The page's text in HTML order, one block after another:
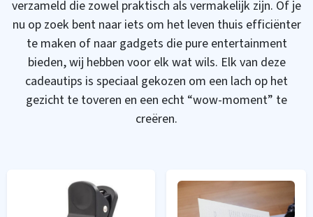
verzameld die zowel praktisch als vermakelijk zijn. Of je
nu op zoek bent naar iets om het leven thuis efficiënter
te maken of naar gadgets die pure entertainment
bieden, wij hebben voor elk wat wils. Elk van deze
cadeautips is speciaal gekozen om een lach op het
gezicht te toveren en een echt “wow-moment” te
creëren.